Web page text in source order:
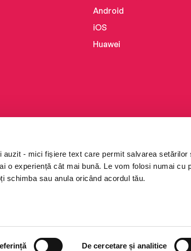
auzit - mici fișiere text care permit salvarea setărilor
o experiență cât mai bună. Le vom folosi numai cu
schimba sau anula oricând acordul tău.
De cercetare și analitice
Android
iOS
Huawei
rezervate.